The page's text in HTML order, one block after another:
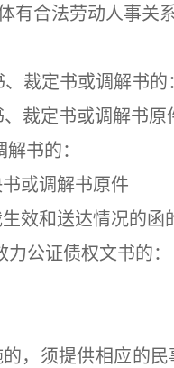
合法劳动人事关
裁定书或调解书的：
定书或调解书原
书的：
调解书原件
和送达情况的函
力公证债权文书的：
须提供相应的民